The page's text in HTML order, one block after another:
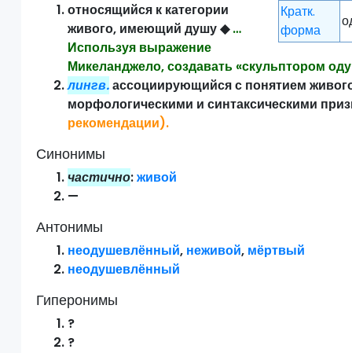
Кратк.
форма
относящийся к категории
живого, имеющий душу◆…
Используя выражение
Микеланджело, создавать «скульптором
лингв.ассоциирующийся с понятием
морфологическими и синтаксическими
рекомендации).
Синонимы
частично:живой
—
Антонимы
неодушевлённый, неживой, мёртвый
неодушевлённый
Гиперонимы
?
?